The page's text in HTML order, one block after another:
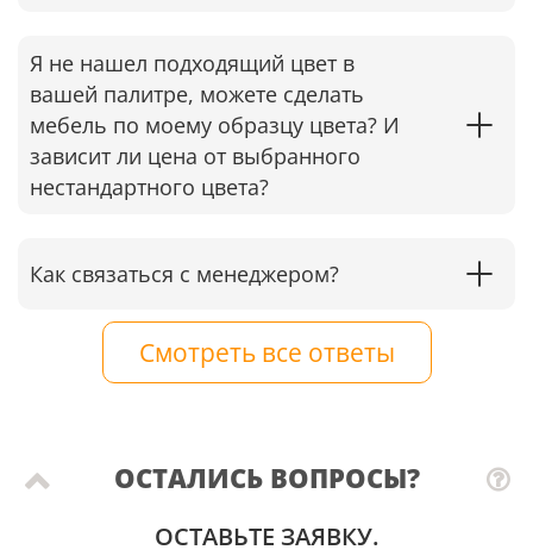
Я не нашел подходящий цвет в
вашей палитре, можете сделать
мебель по моему образцу цвета? И
зависит ли цена от выбранного
нестандартного цвета?
Как связаться с менеджером?
Смотреть все ответы
ОСТАЛИСЬ ВОПРОСЫ?
ОСТАВЬТЕ ЗАЯВКУ.